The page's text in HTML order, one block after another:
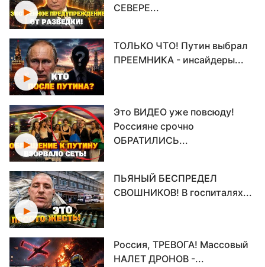
СЕВЕРЕ...
ТОЛЬКО ЧТО! Путин выбрал
ПРЕЕМНИКА - инсайдеры...
Это ВИДЕО уже повсюду!
Россияне срочно
ОБРАТИЛИСЬ...
ПЬЯНЫЙ БЕСПРЕДЕЛ
СВОШНИКОВ! В госпиталях...
Россия, ТРЕВОГА! Массовый
НАЛЕТ ДРОНОВ -...